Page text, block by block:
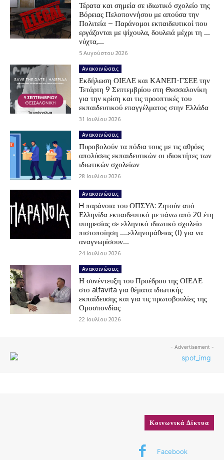
Τέρατα και σημεία σε ιδιωτικό σχολείο της
Βόρειας Πελοποννήσου με απούσα την
Πολιτεία – Παράνομοι εκπαιδευτικοί που
εργάζονται με ψίχουλα, δουλειά μέχρι τη …
νύχτα,...
5 Αυγούστου 2026
Ανακοινώσεις
Εκδήλωση ΟΙΕΛΕ και ΚΑΝΕΠ-ΓΣΕΕ την
Τετάρτη 9 Σεπτεμβρίου στη Θεσσαλονίκη
για την κρίση και τις προοπτικές του
εκπαιδευτικού επαγγέλματος στην Ελλάδα
31 Ιουλίου 2026
Ανακοινώσεις
Πυροβολούν τα πόδια τους με τις αθρόες
απολύσεις εκπαιδευτικών οι ιδιοκτήτες των
ιδιωτικών σχολείων
28 Ιουλίου 2026
Ανακοινώσεις
H παράνοια του ΟΠΣΥΔ: Ζητούν από
Ελληνίδα εκπαιδευτικό με πάνω από 20 έτη
υπηρεσίας σε ελληνικό ιδιωτικό σχολείο
πιστοποίηση ….ελληνομάθειας (!) για να
αναγνωρίσουν...
24 Ιουλίου 2026
Ανακοινώσεις
Η συνέντευξη του Προέδρου της ΟΙΕΛΕ
στο alfavita για θέματα ιδιωτικής
εκπαίδευσης και για τις πρωτοβουλίες της
Ομοσπονδίας
22 Ιουλίου 2026
- Advertisement -
Κοινωνικά Δίκτυα
Facebook